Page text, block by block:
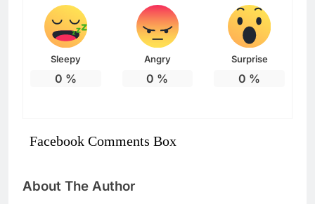
Sleepy
0 %
Angry
0 %
Surprise
0 %
Facebook Comments Box
About The Author